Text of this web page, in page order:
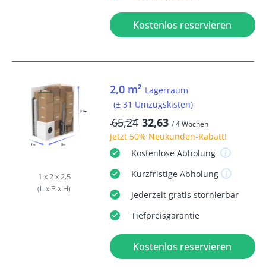
Kostenlos reservieren
1 x 2 x 2,5
(L x B x H)
2,0 m² Lagerraum
(± 31 Umzugskisten)
65,24 32,63 / 4 Wochen
Jetzt 50% Neukunden-Rabatt!
KostenloseAbholung
KurzfristigeAbholung
Jederzeit gratis stornierbar
Tiefpreisgarantie
Kostenlos reservieren